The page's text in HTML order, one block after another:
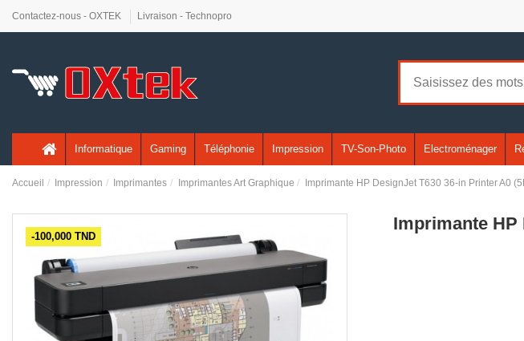
Contactez-nous - OXTEK Livraison - Technopro
Informatique Gaming Téléphonie Impression TV-Son-Photo Electroménager
Accueil Impression Imprimantes Imprimantes Art Graphique Imprimante HP DesignJet T630 36-in Printer A0
-100,000 TND
Imprimante HP